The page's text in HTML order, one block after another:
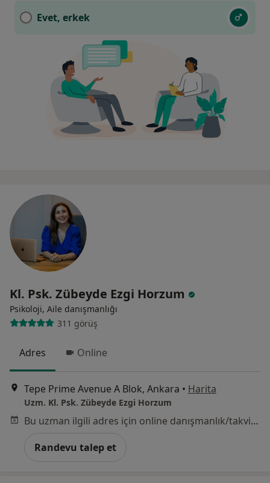
Evet, erkek
Kl. Psk. Zübeyde Ezgi Horzum
Psikoloji, Aile danışmanlığı
311 görüş
Adres Online
Tepe Prime Avenue A Blok, Ankara • Harita
Uzm. Kl. Psk. Zübeyde Ezgi Horzum
Bu uzman ilgili adres için online danışmanlık/takvim sunmuyor.
Randevu talep et